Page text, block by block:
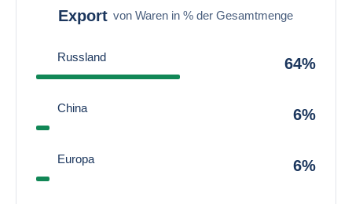
Export von Waren in % der Gesamtmenge
Russland 64%
China 6%
Europa 6%